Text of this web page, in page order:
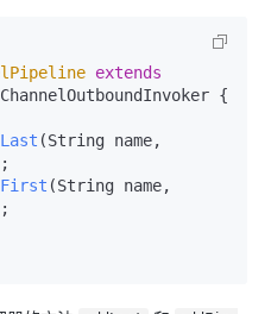
extends
{
(String name,
;
(String name,
;